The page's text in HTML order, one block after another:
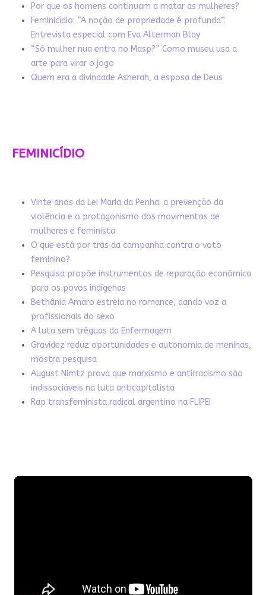
Por que os homens continuam a matar as mulheres?
Feminicídio: “A noção de propriedade é profunda”.
Entrevista especial com Eva Alterman Blay
“Só mulher nua entra no Masp?” Como museu usa a
arte para virar o jogo
Quem era a divindade Asherah, a esposa de Deus
FEMINICÍDIO
Vinte anos da Lei Maria da Penha: a prevenção da
violência e o protagonismo dos movimentos de
mulheres e feminista
O que está por trás da campanha contra o voto
feminino?
Pesquisa propõe instrumentos de reparação econômica
para os povos indígenas
Bethânia Amaro estreia no romance, dando voz a
profissionais do sexo
A luta sem tréguas da Enfermagem
Gravidez reduz oportunidades e autonomia de meninas,
mostra pesquisa
August Nimtz prova que marxismo e antirracismo são
indissociáveis na luta anticapitalista
Rap transfeminista radical argentino na FLIPEI